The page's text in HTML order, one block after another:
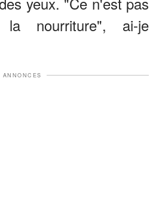
nourriture", ai-je
ANNONCES